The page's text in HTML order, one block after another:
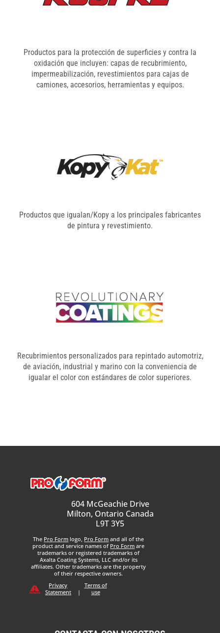
Productos para la protección de superficies y contra la
oxidación que incluyen: capas de recubrimiento,
impermeabilización, revestimientos para cajas de
camiones, accesorios, herramientas y equipos.
Productos que igualan/Kopy a los principales fabricantes
de pintura y revestimiento.
Recubrimientos personalizados para repintado automotriz,
de aviación, industrial y marino con la conveniencia de
igualar el color con estándares de color superiores.
604 McGeachie Drive
Milton, Ontario Canada
L9T 3Y5
The Pro Form logo, Pro Form and all of the
product and service names of Pro Form are
trademarks or registered trademarks of
Axalta Coating Systems, LLC and/or its
affiliates. Other trademarks are the property
of their respective owners.
Privacy
Statement
|
Terms of
use